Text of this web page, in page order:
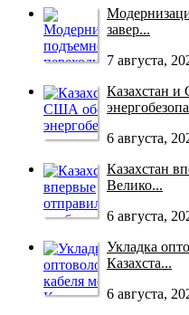
завер...
7 августа,
Казахстан
6 августа,
Казахстан
Велико...
6 августа,
Укладка
Казахста...
6 августа,